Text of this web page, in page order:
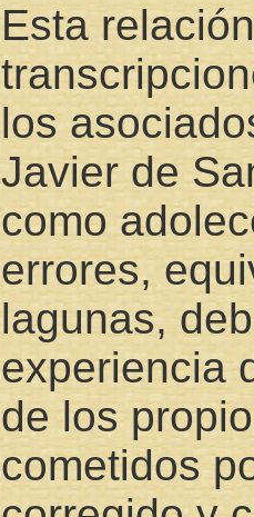
Esta
los
Javier de
como
errores,
lagunas,
experiencia
de los
cometidos